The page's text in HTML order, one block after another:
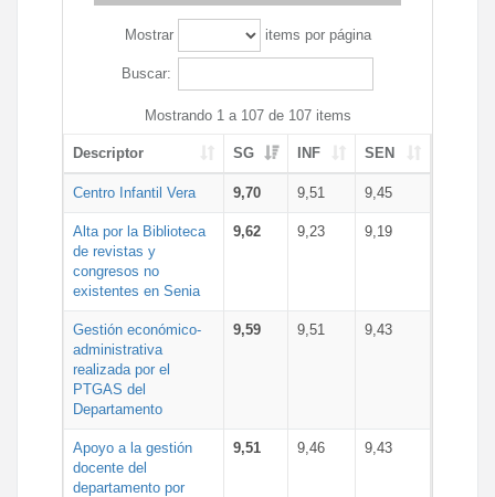
Mostrar items por página
Buscar:
Mostrando 1 a 107 de 107 items
Descriptor SG INF SEN
Centro Infantil Vera 9,70 9,51 9,45
Alta por la Biblioteca
de revistas y
congresos no
existentes en Senia
9,62 9,23 9,19
Gestión económico-
administrativa
realizada por el
PTGAS del
Departamento
9,59 9,51 9,43
Apoyo a la gestión
docente del
departamento por
9,51 9,46 9,43